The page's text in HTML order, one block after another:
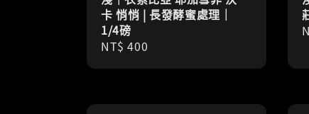
卡 悄悄 | 長發酵蜜處理｜
1/4磅
Regular
NT$ 400